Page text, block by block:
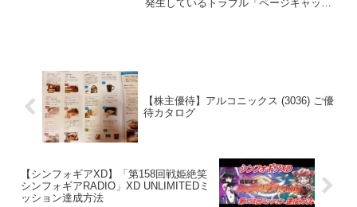
発生しているトラブル「ページキャッシ
【株主優待】アルコニックス (3036) ご優
待カタログ
【シンフォギアXD】「第158回戦姫絶笑
シンフォギアRADIO」XD UNLIMITEDミ
ッション達成方法